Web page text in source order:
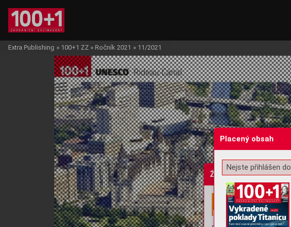
Žádost o souhlas s
Extra Publishing » 100+1 ZZ » Ročník 2021 » 11/2021
Placený obsah
Nejste přihlášen